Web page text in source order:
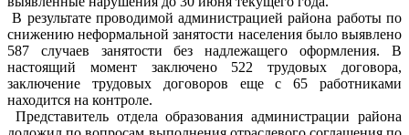
В результате проводимой администрацией района работы по
снижению неформальной занятости населения было выявлено
587 случаев занятости без надлежащего оформления. В
настоящий момент заключено 522 трудовых договора,
заключение трудовых договоров еще с 65 работниками
находится на контроле.
Представитель отдела образования администрации района